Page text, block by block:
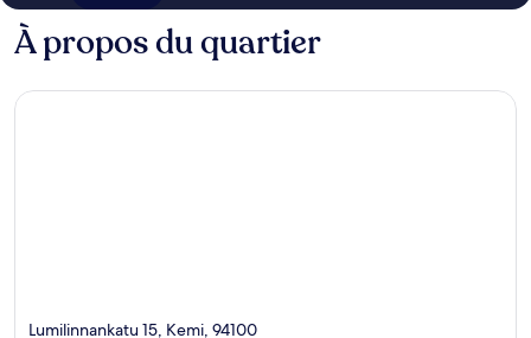
À propos du quartier
Lumilinnankatu 15, Kemi, 94100